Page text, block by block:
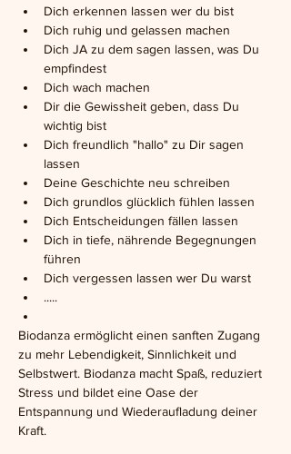
Dich erkennen lassen wer du bist
Dich ruhig und gelassen machen
Dich JA zu dem sagen lassen, was Du
empfindest
Dich wach machen
Dir die Gewissheit geben, dass Du
wichtig bist
Dich freundlich "hallo" zu Dir sagen
lassen
Deine Geschichte neu schreiben
Dich grundlos glücklich fühlen lassen
Dich Entscheidungen fällen lassen
Dich in tiefe, nährende Begegnungen
führen
Dich vergessen lassen wer Du warst
.....
Biodanza ermöglicht einen sanften Zugang
zu mehr Lebendigkeit, Sinnlichkeit und
Selbstwert. Biodanza macht Spaß, reduziert
Stress und bildet eine Oase der
Entspannung und Wiederaufladung deiner
Kraft.